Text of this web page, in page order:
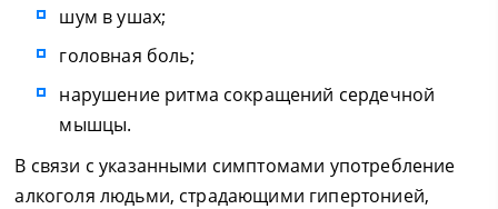
шум в ушах;
головная боль;
нарушение ритма сокращений сердечной
мышцы.
В связи с указанными симптомами употребление
алкоголя людьми, страдающими гипертонией,